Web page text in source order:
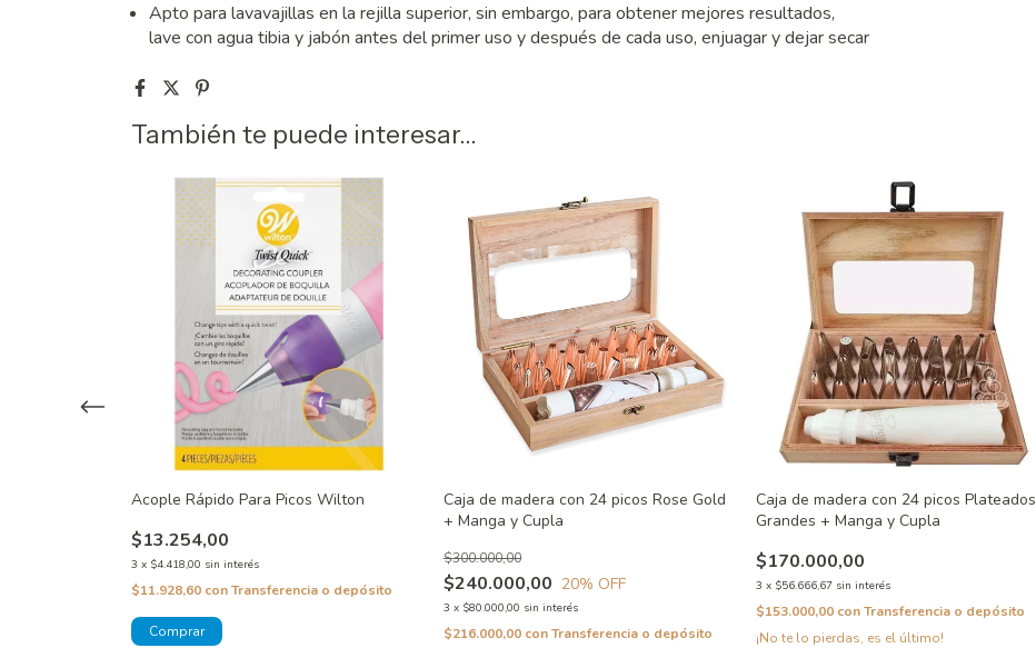
Apto para lavavajillas en la rejilla superior, sin embargo, para obtener mejores resultados,
lave con agua tibia y jabón antes del primer uso y después de cada uso, enjuagar y dejar secar
También te puede interesar...
Acople Rápido Para Picos Wilton
$13.254,00
3 x $4.418,00 sin interés
$11.928,60 conTransferencia o depósito
Caja de madera con 24 picos Rose Gold
+ Manga y Cupla
$240.000,00
$300.000,00
20% OFF
3 x $80.000,00 sin interés
$216.000,00 conTransferencia o depósito
Caja de madera con 24 picos Plateados
Grandes + Manga y Cupla
$170.000,00
3 x $56.666,67 sin interés
$153.000,00 conTransferencia o depósito
¡No te lo pierdas, es el último!